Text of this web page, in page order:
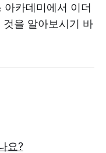
아카데미에서 이더
을 알아보시기 바
요?